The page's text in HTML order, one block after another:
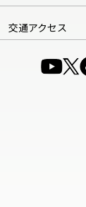
交通アクセス
（